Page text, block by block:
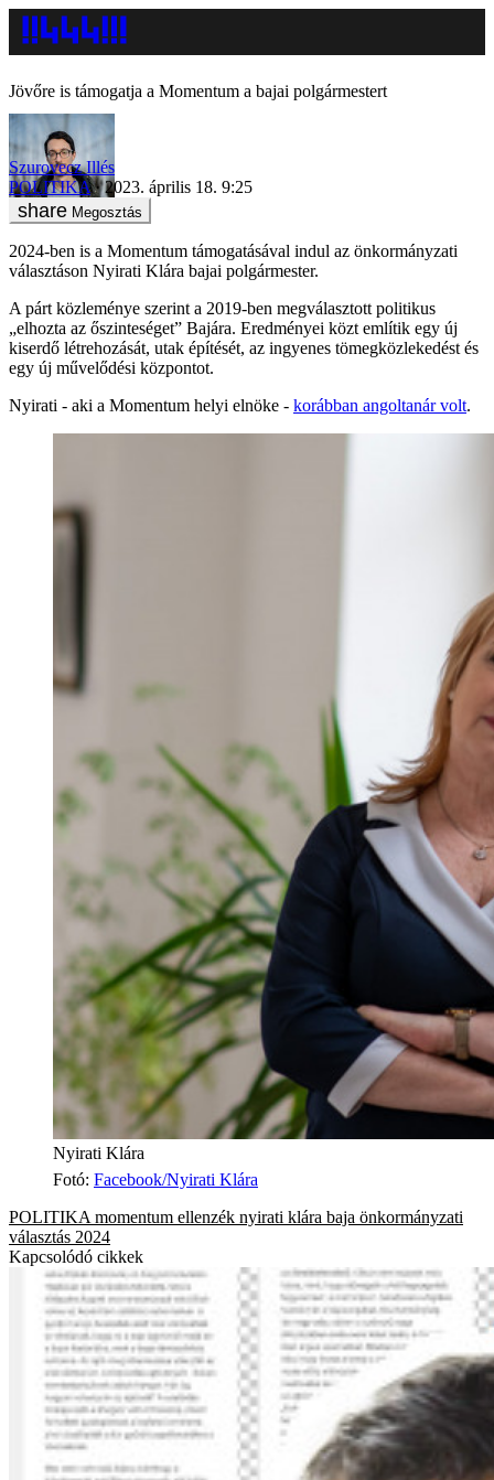
Jövőre is támogatja a Momentum a bajai polgármestert
Szurovecz Illés
POLITIKA
2023. április 18. 9:25
Megosztás
2024-ben is a Momentum támogatásával indul az önkormányzati
választáson Nyirati Klára bajai polgármester.
A párt közleménye szerint a 2019-ben megválasztott politikus
„elhozta az őszinteséget” Bajára. Eredményei közt említik egy új
kiserdő létrehozását, utak építését, az ingyenes tömegközlekedést és
egy új művelődési központot.
Nyirati - aki a Momentum helyi elnöke - korábban angoltanár volt.
Nyirati Klára
Fotó: Facebook/Nyirati Klára
POLITIKA momentum ellenzék nyirati klára baja önkormányzati
választás 2024
Kapcsolódó cikkek